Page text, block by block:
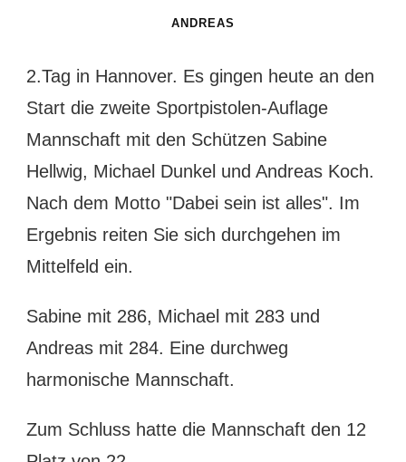
ANDREAS
2.Tag in Hannover. Es gingen heute an den
Start die zweite Sportpistolen-Auflage
Mannschaft mit den Schützen Sabine
Hellwig, Michael Dunkel und Andreas Koch.
Nach dem Motto "Dabei sein ist alles". Im
Ergebnis reiten Sie sich durchgehen im
Mittelfeld ein.
Sabine mit 286, Michael mit 283 und
Andreas mit 284. Eine durchweg
harmonische Mannschaft.
Zum Schluss hatte die Mannschaft den 12